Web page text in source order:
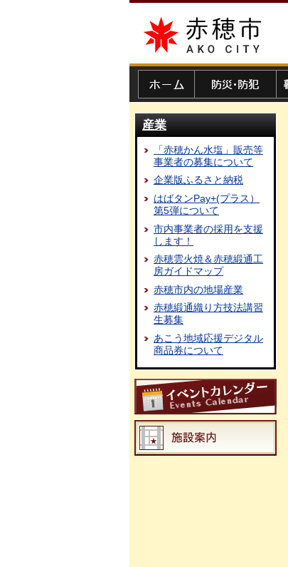
赤穂市
産業
「赤穂かん水塩」販売等
事業者の募集について
企業版ふるさと納税
はばタンPay+(プラス）
第5弾について
市内事業者の採用を支援
します！
赤穂雲火焼＆赤穂緞通工
房ガイドマップ
赤穂市内の地場産業
赤穂緞通織り方技法講習
生募集
あこう地域応援デジタル
商品券について